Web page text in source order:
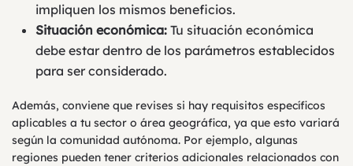
impliquen los mismos beneficios.
Situación económica: Tu situación económica
debe estar dentro de los parámetros establecidos
para ser considerado.
Además, conviene que revises si hay requisitos específicos
aplicables a tu sector o área geográfica, ya que esto variará
según la comunidad autónoma. Por ejemplo, algunas
regiones pueden tener criterios adicionales relacionados con